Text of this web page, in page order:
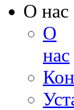
О нас
О
нас